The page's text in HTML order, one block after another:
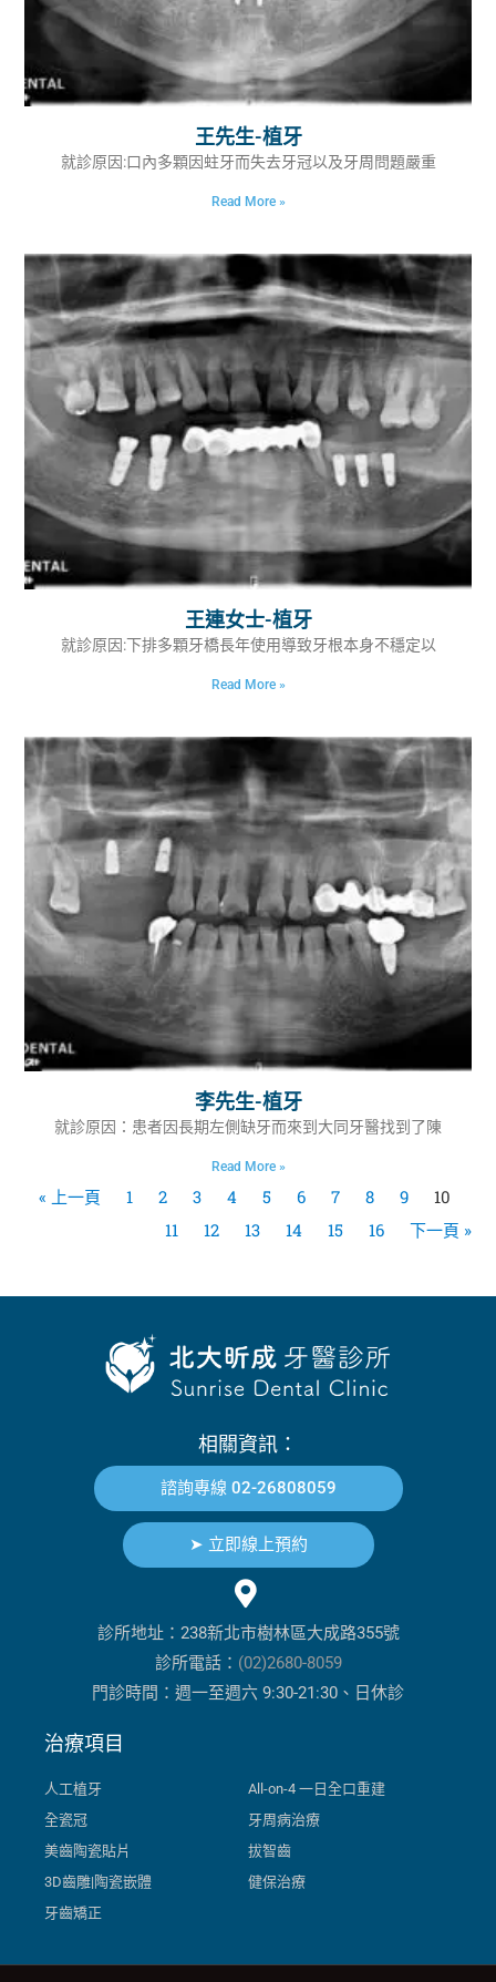
王先生-植牙
就診原因:口內多顆因蛀牙而失去牙冠以及牙周問題嚴重
Read More »
王連女士-植牙
就診原因:下排多顆牙橋長年使用導致牙根本身不穩定以
Read More »
李先生-植牙
就診原因：患者因長期左側缺牙而來到大同牙醫找到了陳
Read More »
« 上一頁 1 2 3 4 5 6 7 8 9
10
11
12 13 14 15 16 下一頁 »
相關資訊：
諮詢專線 02-26808059
➤ 立即線上預約
診所地址：238新北市樹林區大成路355號
診所電話： (02)2680-8059
門診時間：週一至週六 9:30-21:30、日休診
治療項目
人工植牙
全瓷冠
美齒陶瓷貼片
3D齒雕|陶瓷嵌體
牙齒矯正
All-on-4 一日全口重建
牙周病治療
拔智齒
健保治療